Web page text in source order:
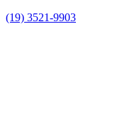
(19) 3521-9903